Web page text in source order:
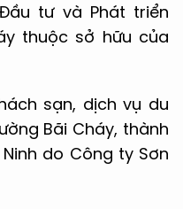
tư và Phát triển
thuộc sở hữu của
sạn, dịch vụ du
Bãi Cháy, thành
do Công ty Sơn